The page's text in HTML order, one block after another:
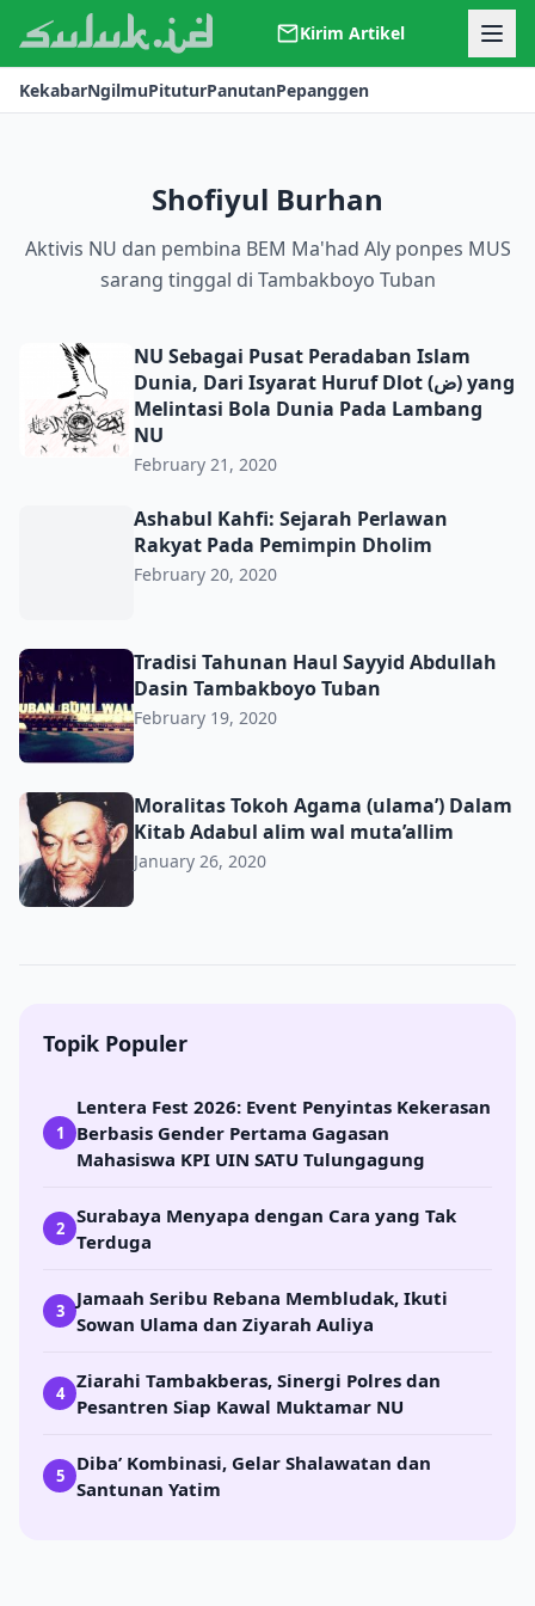
Kirim Artikel
Kerjasama
Kontak
KekabarNgilmuPituturPanutanPepanggen
Shofiyul Burhan
Aktivis NU dan pembina BEM Ma'had Aly ponpes MUS
sarang tinggal di Tambakboyo Tuban
NU Sebagai Pusat Peradaban Islam
Dunia, Dari Isyarat Huruf Dlot (ض) yang
Melintasi Bola Dunia Pada Lambang
NU
February 21, 2020
Ashabul Kahfi: Sejarah Perlawan Rakyat Pada Pemimpin
Ashabul Kahfi: Sejarah Perlawan
Rakyat Pada Pemimpin Dholim
February 20, 2020
Tradisi Tahunan Haul Sayyid Abdullah Dasin
Tradisi Tahunan Haul Sayyid Abdullah
Dasin Tambakboyo Tuban
February 19, 2020
Moralitas Tokoh Agama (ulama’) Dalam Kitab Adabul
Moralitas Tokoh Agama (ulama’) Dalam
Kitab Adabul alim wal muta’allim
January 26, 2020
Topik Populer
1
Lentera Fest 2026: Event Penyintas Kekerasan
Berbasis Gender Pertama Gagasan
Mahasiswa KPI UIN SATU Tulungagung
2
Surabaya Menyapa dengan Cara yang Tak
Terduga
3
Jamaah Seribu Rebana Membludak, Ikuti
Sowan Ulama dan Ziyarah Auliya
4
Ziarahi Tambakberas, Sinergi Polres dan
Pesantren Siap Kawal Muktamar NU
5
Diba’ Kombinasi, Gelar Shalawatan dan
Santunan Yatim